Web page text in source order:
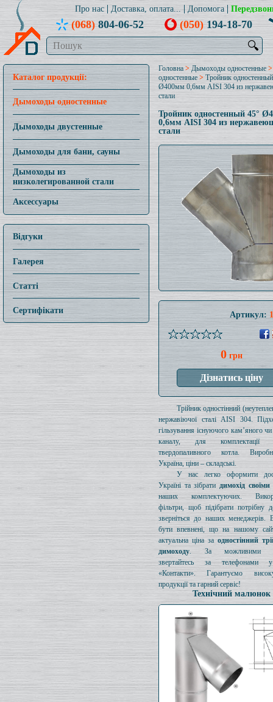
Про нас Доставка, оплата... Допомога
(068)804-06-52 (050)194-18-70
🔍
Каталог продукції:
Дымоходы одностенные
Дымоходы двустенные
Дымоходы для бани, сауны
Дымоходы из
низколегированной стали
Аксессуары
Відгуки
Галерея
Статті
Сертифікати
Головна > Дымоходы одностенные
одностенные >Тройник
Ø400мм 0,6мм AISI 304 из
стали
Тройник одностенный 45°
0,6мм AISI 304 из
стали
Артикул:
0 грн
Трійник одностінний
нержавіючої сталі AISI 304.
гільзування існуючого кам’яного
каналу, для комплектації
твердопаливного котла.
Україна, ціни – складські.
У нас легко оформити
Україні та зібрати димохід
наших комплектуючих.
фільтри, щоб підібрати потрібну
зверніться до наших менеджерів.
бути впевнені, що на нашому
актуальна ціна заодностінний
димоходу. За можливими
звертайтесь за телефонами
«Контакти». Гарантуємо
продукції та гарний сервіс!
Технічний малюнок